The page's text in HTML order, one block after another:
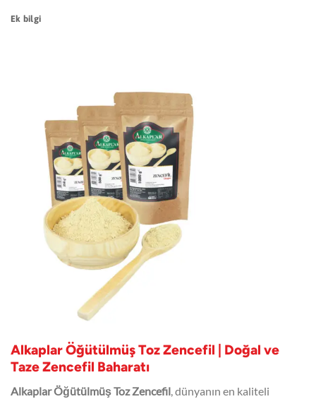
Ek bilgi
Alkaplar Öğütülmüş Toz Zencefil | Doğal ve
Taze Zencefil Baharatı
Alkaplar Öğütülmüş Toz Zencefil, dünyanın en kaliteli